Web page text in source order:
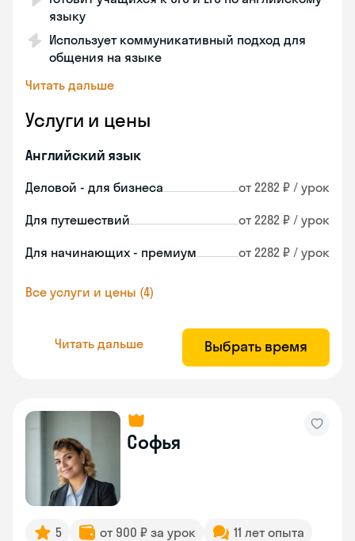
языку
Использует коммуникативный подход для
общения на языке
Читать дальше
Услуги и цены
Английский язык
Деловой - для бизнеса от 2282 ₽ / урок
Для путешествий от 2282 ₽ / урок
Для начинающих - премиум от 2282 ₽ / урок
Все услуги и цены (4)
Читать дальше Выбрать время
Софья
5 от 900 ₽ за урок
11 лет опыта